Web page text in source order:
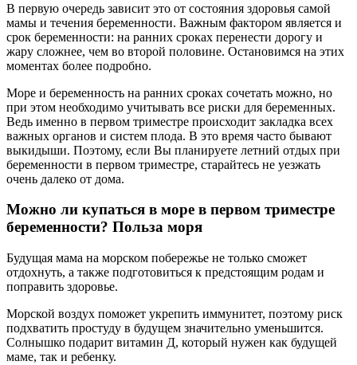
В первую очередь зависит это от состояния здоровья самой
мамы и течения беременности. Важным фактором является и
срок беременности: на ранних сроках перенести дорогу и
жару сложнее, чем во второй половине. Остановимся на этих
моментах более подробно.
Море и беременность на ранних сроках сочетать можно, но
при этом необходимо учитывать все риски для беременных.
Ведь именно в первом триместре происходит закладка всех
важных органов и систем плода. В это время часто бывают
выкидыши. Поэтому, если Вы планируете летний отдых при
беременности в первом триместре, старайтесь не уезжать
очень далеко от дома.
Можно ли купаться в море в первом триместре
беременности? Польза моря
Будущая мама на морском побережье не только сможет
отдохнуть, а также подготовиться к предстоящим родам и
поправить здоровье.
Морской воздух поможет укрепить иммунитет, поэтому риск
подхватить простуду в будущем значительно уменьшится.
Солнышко подарит витамин Д, который нужен как будущей
маме, так и ребенку.